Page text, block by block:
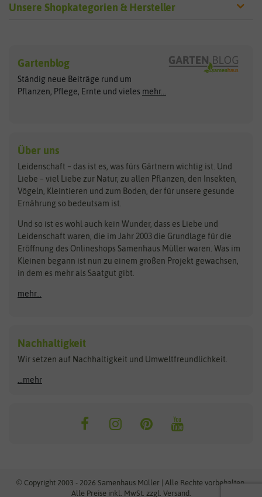
Unsere Shopkategorien & Hersteller
Exotische Samen
Gemüsesamen
Gründünger
Kräutersamen
Obstsamen
Pilzbrut
Rasensamen
Steckzwiebeln
Zimmer & Kübelpflanzen
Kataloge
Schnäppchen
Anzucht & Gartenzubehör
Anzuchtschalen
Heizmatte & Heizkabel
Kokos-Quelltabletten
Zimmergewächshaus
Maissamen
Arche Noah
ASB Greenworld
Benary
Bingenheimer Saatgut
Bionana
BIOWOL
Blumicorn
Bûten Birds
Carl Pabst
Clever Pots
COMPO
Dürr-Samen
Feldsaaten Freudenberger
Fertil
Flora Elite
Florissa
Flortis
Franchi Sementi
Hortitops
JUB Holland
Küpper
Gartenblog
Ständig neue Beiträge rund um
Pflanzen, Pflege, Ernte und vieles mehr...
Über uns
Leidenschaft – das ist es, was fürs Gärtnern wichtig ist. Und
Liebe – viel Liebe zur Natur, zu allen Pflanzen, den Insekten,
Vögeln, Kleintieren und zum Boden, der für unsere gesunde
Ernährung so bedeutsam ist.
Und so ist es wohl auch kein Wunder, dass es Liebe und
Leidenschaft waren, die im Jahr 2003 die Grundlage für die
Eröffnung des Onlineshops Samenhaus Müller waren. Was im
Kleinen begann ist nun zu einem großen Projekt gewachsen,
in dem es mehr als Saatgut gibt.
mehr...
Nachhaltigkeit
Wir setzen auf Nachhaltigkeit und Umweltfreundlichkeit.
...mehr
© Copyright 2003 - 2026 Samenhaus Müller | Alle Rechte vorbehalten.
Alle Preise inkl. MwSt. zzgl. Versand.